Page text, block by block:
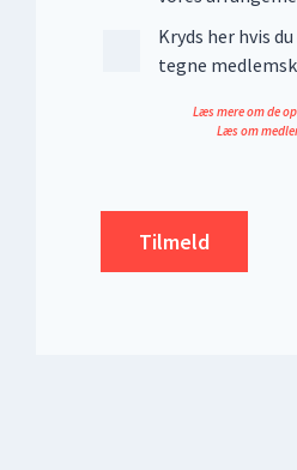
Kryds her hvis
tegne
Læs mere om de
Læs om
Tilmeld